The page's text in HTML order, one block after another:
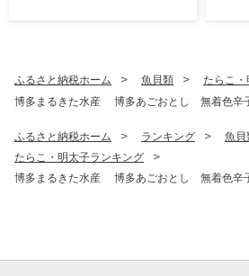
備蓄 常備品 ケース 箱 箱買い
買い置き 国産茶葉 消耗品 日
用品 飲料水 緑茶 ペットボト
肉
キ
シ
ご
ふるさと納税ホーム 魚貝類
たらこ・
博多まるきた水産 博多あごおとし 無着色辛
ふるさと納税ホーム ランキング
魚貝
たらこ・明太子ランキング
博多まるきた水産 博多あごおとし 無着色辛